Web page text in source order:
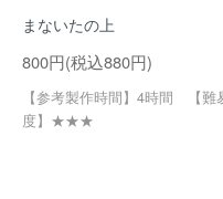
まないたの上
800円(税込880円)
【参考製作時間】4時間 【難
度】★★★